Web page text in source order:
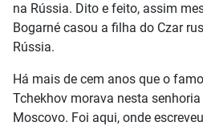
na Rússia. Dito e feito, assim
Bogarné casou a filha do Czar
Rússia.
Há mais de cem anos que o
Tchekhov morava nesta
Moscovo. Foi aqui, onde